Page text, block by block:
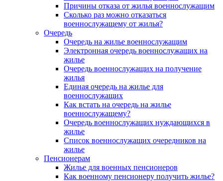
Причины отказа от жилья военнослужащим
Сколько раз можно отказаться
военнослужащему от жилья?
Очередь
Очередь на жилье военнослужащим
Электронная очередь военнослужащих на
жилье
Очередь военнослужащих на получение
жилья
Единая очередь на жилье для
военнослужащих
Как встать на очередь на жилье
военнослужащему?
Очередь военнослужащих нуждающихся в
жилье
Список военнослужащих очередников на
жилье
Пенсионерам
Жилье для военных пенсионеров
Как военному пенсионеру получить жилье?